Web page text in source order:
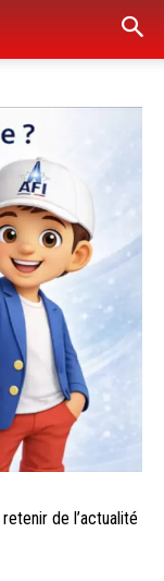
de l’actualité